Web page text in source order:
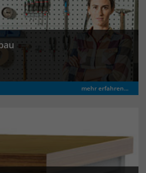
mehr erfahren...
Minuten
Cookie wird genutzt um temporär
Daten zu speichern
Cookie wird gesetzt um zu
ob der Browser erlaubt
zu setzen. Es wird direkt nach